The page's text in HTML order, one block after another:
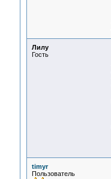
Лилу
Гость
timyr
Пользователь